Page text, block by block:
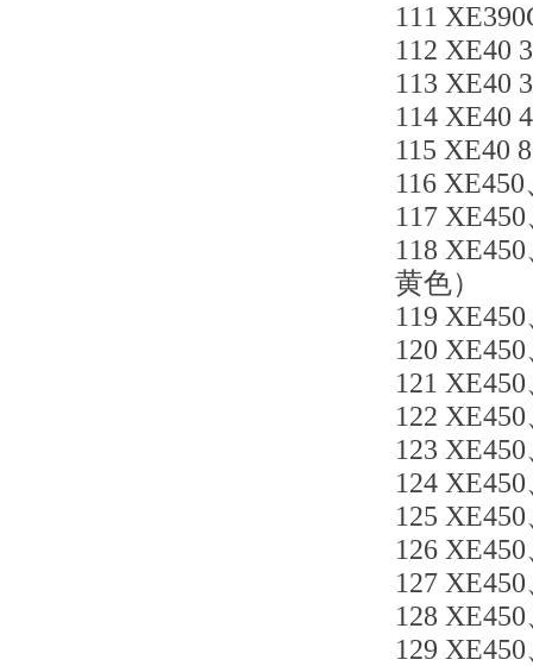
111
112 XE40
113 XE40
114 XE40
115 XE40
116
117
118
黄色）
119
120
121
122
123
124
125
126
127
128
129